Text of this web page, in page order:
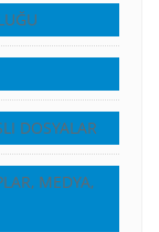
DOSYALAR
MEDYA,